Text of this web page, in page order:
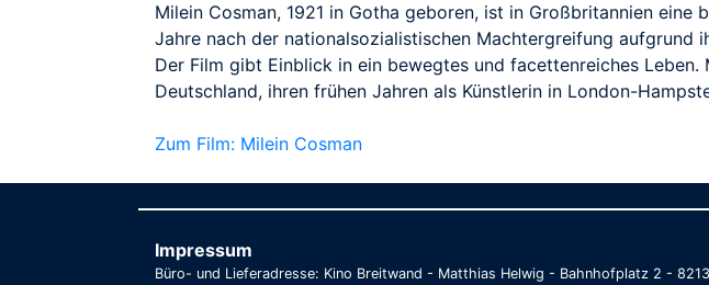
Milein Cosman, 1921 in Gotha geboren, ist in Großbritannien
Jahre nach der nationalsozialistischen Machtergreifung aufgrund
Der Film gibt Einblick in ein bewegtes und facettenreiches
Deutschland, ihren frühen Jahren als Künstlerin in London-
Zum Film: Milein Cosman
Impressum
Büro- und Lieferadresse: Kino Breitwand - Matthias Helwig - Bahnhofplatz 2 -